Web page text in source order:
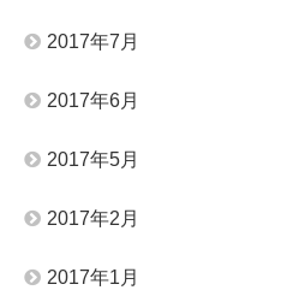
2017年7月
2017年6月
2017年5月
2017年2月
2017年1月